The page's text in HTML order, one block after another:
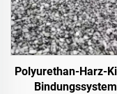
Polyurethan-Harz-